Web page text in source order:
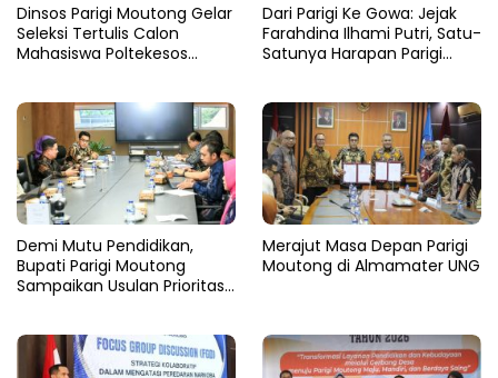
Dinsos Parigi Moutong Gelar
Seleksi Tertulis Calon
Mahasiswa Poltekesos
Dari Parigi Ke Gowa: Jejak
Farahdina Ilhami Putri, Satu-
Satunya Harapan Parigi
Demi Mutu Pendidikan,
Bupati Parigi Moutong
Sampaikan Usulan Prioritas
Merajut Masa Depan Parigi
Moutong di Almamater UNG